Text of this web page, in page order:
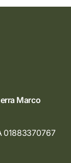
Marco
01883370767